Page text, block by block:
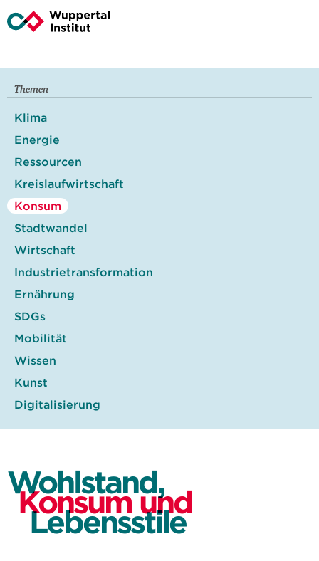
Themen
Klima
Energie
Ressourcen
Kreislaufwirtschaft
Konsum
Stadtwandel
Wirtschaft
Industrietransformation
Ernährung
SDGs
Mobilität
Wissen
Kunst
Digitalisierung
Wohlstand,
Konsum und
Lebensstile